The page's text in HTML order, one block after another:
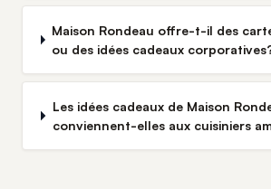
Maison Rondeau offre-t-il des
ou des idées cadeaux
Les idées cadeaux de Maison
conviennent-elles aux cuisiniers